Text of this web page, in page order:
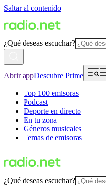
Saltar al contenido
¿Qué deseas escuchar?
Abrir appDescubre Prime
Top 100 emisoras
Podcast
Deporte en directo
En tu zona
Géneros musicales
Temas de emisoras
¿Qué deseas escuchar?